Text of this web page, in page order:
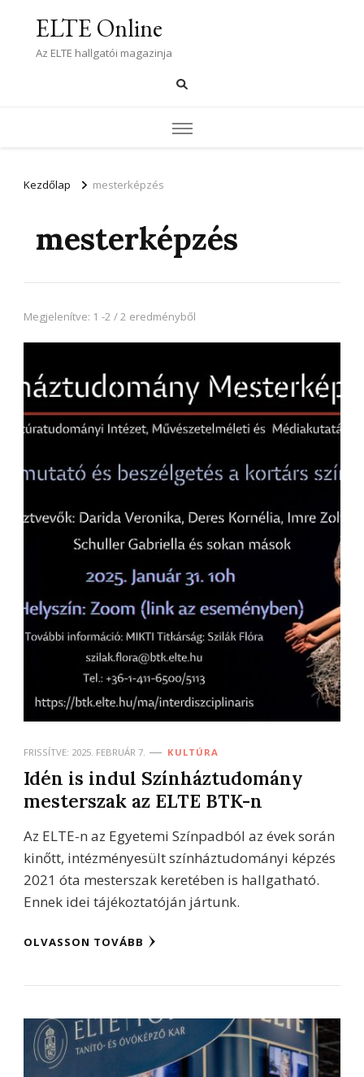
ELTE Online
Az ELTE hallgatói magazinja
Kezdőlap mesterképzés
mesterképzés
Megjelenítve: 1 -2 / 2 eredményből
FRISSÍTVE: 2025. FEBRUÁR 7. KULTÚRA
Idén is indul Színháztudomány
mesterszak az ELTE BTK-n
Az ELTE-n az Egyetemi Színpadból az évek során
kinőtt, intézményesült színháztudományi képzés
2021 óta mesterszak keretében is hallgatható.
Ennek idei tájékoztatóján jártunk.
OLVASSON TOVÁBB